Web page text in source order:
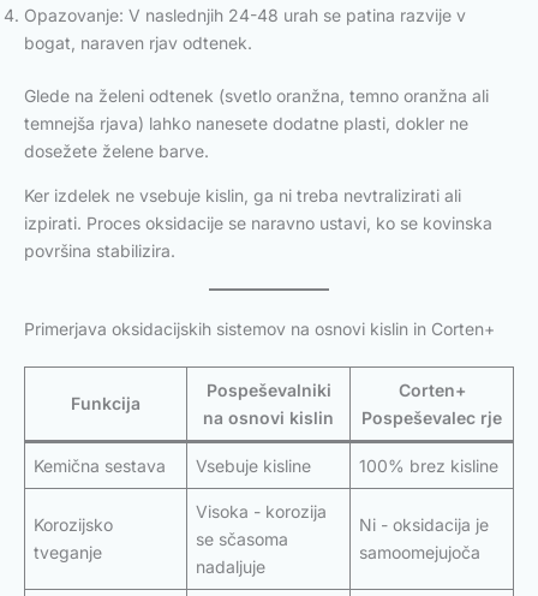
Opazovanje: V naslednjih 24-48 urah se patina razvije v
bogat, naraven rjav odtenek.
Glede na želeni odtenek (svetlo oranžna, temno oranžna ali
temnejša rjava) lahko nanesete dodatne plasti, dokler ne
dosežete želene barve.
Ker izdelek ne vsebuje kislin, ga ni treba nevtralizirati ali
izpirati. Proces oksidacije se naravno ustavi, ko se kovinska
površina stabilizira.
Primerjava oksidacijskih sistemov na osnovi kislin in Corten+
Funkcija
Pospeševalniki
na osnovi kislin
Corten+
Pospeševalec rje
Kemična sestava Vsebuje kisline 100% brez kisline
Korozijsko
tveganje
Visoka - korozija
se sčasoma
nadaljuje
Ni - oksidacija je
samoomejujoča